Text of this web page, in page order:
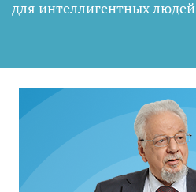
для интеллигентных людей